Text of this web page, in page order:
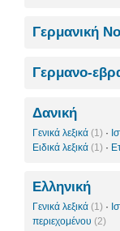
Γερμανική
Γερμανο-
Δανική
Γενικά λεξικά (1) ·
Ειδικά λεξικά (1) ·
Ελληνική
Γενικά λεξικά (1) ·
περιεχομένου (2)